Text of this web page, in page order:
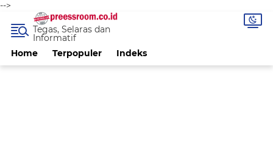
-->
Home Terpopuler Indeks
Tegas, Selaras dan
Informatif